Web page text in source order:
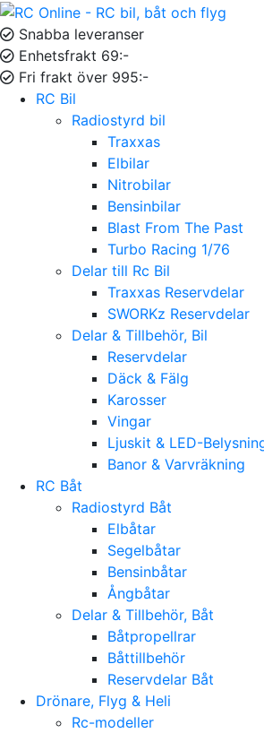
Snabba leveranser
Enhetsfrakt 69:-
Fri frakt över 995:-
RC Bil
Radiostyrd bil
Traxxas
Elbilar
Nitrobilar
Bensinbilar
Blast From The Past
Turbo Racing 1/76
Delar till Rc Bil
Traxxas Reservdelar
SWORKz Reservdelar
Delar & Tillbehör, Bil
Reservdelar
Däck & Fälg
Karosser
Vingar
Ljuskit & LED-
Banor & Varvräkning
RC Båt
Radiostyrd Båt
Elbåtar
Segelbåtar
Bensinbåtar
Ångbåtar
Delar & Tillbehör, Båt
Båtpropellrar
Båttillbehör
Reservdelar Båt
Drönare, Flyg & Heli
Rc-modeller